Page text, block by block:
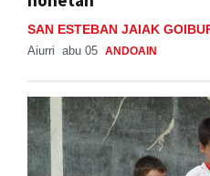
SAN ESTEBAN JAIAK
Aiurri abu 05 ANDOAIN